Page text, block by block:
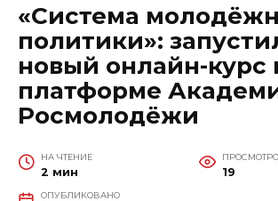
«Система
политики»:
новый онлайн-курс
платформе
Росмолодёжи
НА ЧТЕНИЕ
2 мин 19
ОПУБЛИКОВАНО